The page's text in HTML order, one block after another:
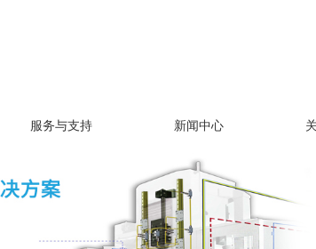
服务与支持 新闻中心